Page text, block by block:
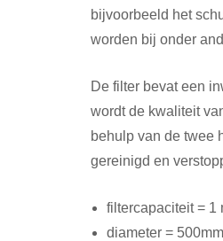
bijvoorbeeld het
worden bij onder
De filter bevat een
wordt de kwaliteit
behulp van de twee
gereinigd en
filtercapaciteit = 1
diameter =